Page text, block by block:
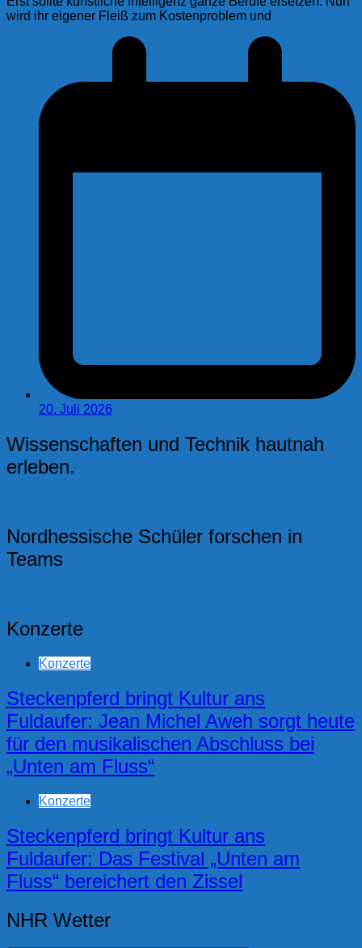
wird ihr eigener Fleiß zum Kostenproblem und
20. Juli 2026
Wissenschaften und Technik hautnah
erleben.
Nordhessische Schüler forschen in
Teams
Konzerte
Konzerte
Steckenpferd bringt Kultur ans
Fuldaufer: Jean Michel Aweh sorgt heute
für den musikalischen Abschluss bei
„Unten am Fluss“
Konzerte
Steckenpferd bringt Kultur ans
Fuldaufer: Das Festival „Unten am
Fluss“ bereichert den Zissel
NHR Wetter